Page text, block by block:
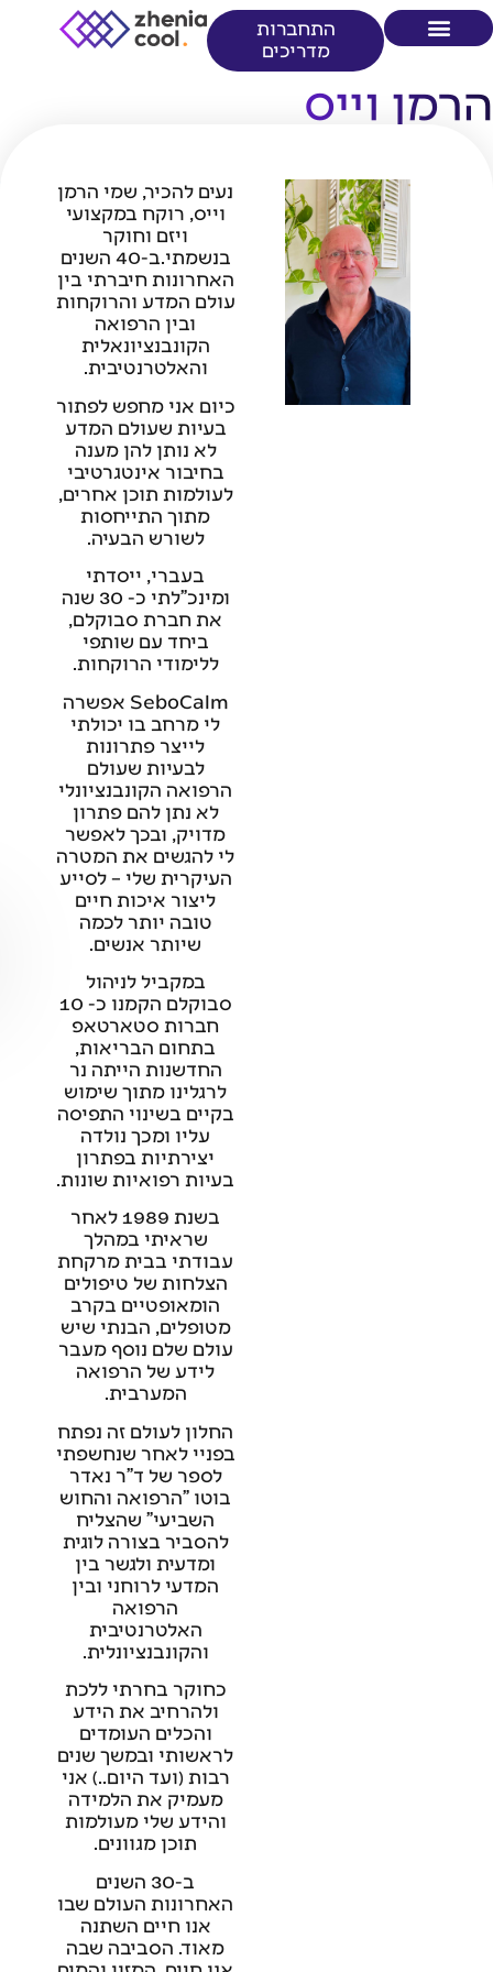
התחברות
מדריכים
וייס
נעים להכיר, שמי הרמן
וייס, רוקח במקצועי
ויזם וחוקר
בנשמתי.ב-40 השנים
האחרונות חיברתי בין
עולם המדע והרוקחות
ובין הרפואה
הקונבנציונאלית
והאלטרנטיבית.
כיום אני מחפש לפתור
בעיות שעולם המדע
לא נותן להן מענה
בחיבור אינטגרטיבי
לעולמות תוכן אחרים,
מתוך התייחסות
לשורש הבעיה.
בעברי, ייסדתי
ומינכ"לתי כ- 30 שנה
את חברת סבוקלם,
ביחד עם שותפי
ללימודי הרוקחות.
SeboCalm אפשרה
לי מרחב בו יכולתי
לייצר פתרונות
לבעיות שעולם
הרפואה הקונבנציונלי
לא נתן להם פתרון
מדויק, ובכך לאפשר
לי להגשים את המטרה
העיקרית שלי – לסייע
ליצור איכות חיים
טובה יותר לכמה
שיותר אנשים.
במקביל לניהול
סבוקלם הקמנו כ- 10
חברות סטארטאפ
בתחום הבריאות,
החדשנות הייתה נר
לרגלינו מתוך שימוש
בקיים בשינוי התפיסה
עליו ומכך נולדה
יצירתיות בפתרון
בעיות רפואיות שונות.
בשנת 1989 לאחר
שראיתי במהלך
עבודתי בבית מרקחת
הצלחות של טיפולים
הומאופטיים בקרב
מטופלים, הבנתי שיש
עולם שלם נוסף מעבר
לידע של הרפואה
המערבית.
החלון לעולם זה נפתח
בפניי לאחר שנחשפתי
לספר של ד"ר נאדר
בוטו "הרפואה והחוש
השביעי" שהצליח
להסביר בצורה לוגית
ומדעית ולגשר בין
המדעי לרוחני ובין
הרפואה
האלטרנטיבית
והקונבנציונלית.
כחוקר בחרתי ללכת
ולהרחיב את הידע
והכלים העומדים
לראשותי ובמשך שנים
רבות (ועד היום..) אני
מעמיק את הלמידה
והידע שלי מעולמות
תוכן מגוונים.
ב-30 השנים
האחרונות העולם שבו
אנו חיים השתנה
מאוד. הסביבה שבה